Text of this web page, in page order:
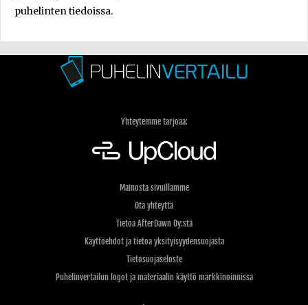
puhelinten tiedoissa.
Yhteytemme tarjoaa:
Mainosta sivuillamme
Ota yhteyttä
Tietoa AfterDawn Oy:stä
Käyttöehdot ja tietoa yksityisyydensuojasta
Tietosuojaseloste
Puhelinvertailun logot ja materiaalin käyttö markkinoinnissa